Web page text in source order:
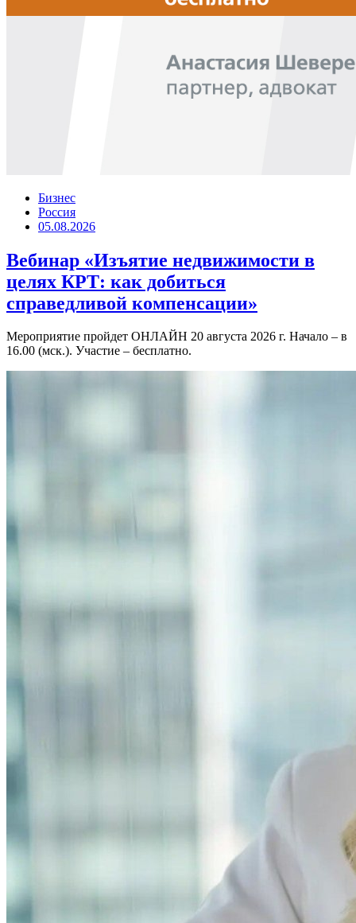
Бизнес
Россия
05.08.2026
Вебинар «Изъятие недвижимости в
целях КРТ: как добиться
справедливой компенсации»
Мероприятие пройдет ОНЛАЙН 20 августа 2026 г. Начало – в
16.00 (мск.). Участие – бесплатно.